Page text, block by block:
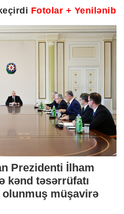
Fotolar + Yenilənib
Prezidenti İlham
kənd təsərrüfatı
müşavirə